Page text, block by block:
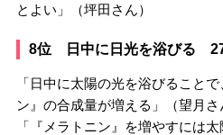
とよい」（坪田さん）
8位 日中に日光を浴びる
「日中に太陽の光を浴びること
ン』の合成量が増える」（望月さ
「『メラトニン』を増やすには